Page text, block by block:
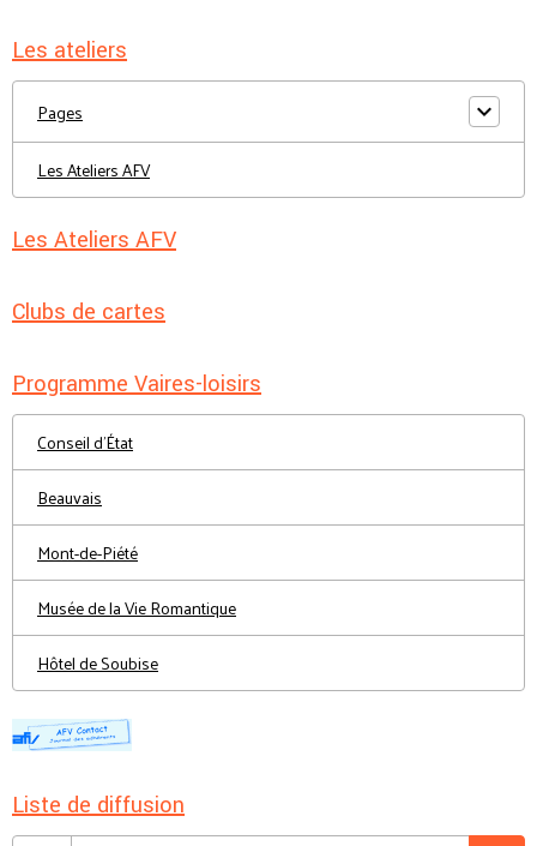
Les ateliers
Pages
Les Ateliers AFV
Les Ateliers AFV
Clubs de cartes
Programme Vaires-loisirs
Conseil d'État
Beauvais
Mont-de-Piété
Musée de la Vie Romantique
Hôtel de Soubise
Liste de diffusion